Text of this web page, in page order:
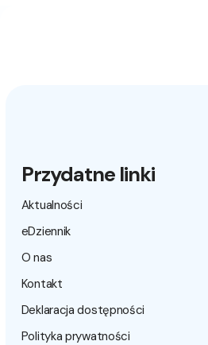
Przydatne linki
Aktualności
eDziennik
O nas
Kontakt
Deklaracja dostępności
Polityka prywatności